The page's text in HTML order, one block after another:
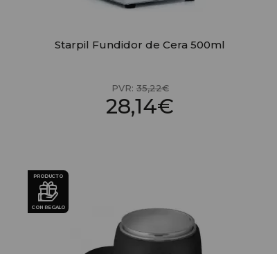
Starpil Fundidor de Cera 500ml
PVR: 35,22€
28,14€
PRODUCTO
CON REGALO